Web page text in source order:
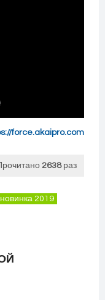
force.akaipro.com
2638раз
новинка 2019